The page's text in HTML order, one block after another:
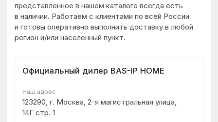
представленное в нашем каталоге всегда есть
в наличии. Работаем с клиентами по всей России
и готовы оперативно выполнить доставку в любой
регион и/или населённый пункт.
Официальный дилер BAS-IP HOME
Наш адрес
123290, г. Москва, 2-я магистральная улица,
14Г стр. 1